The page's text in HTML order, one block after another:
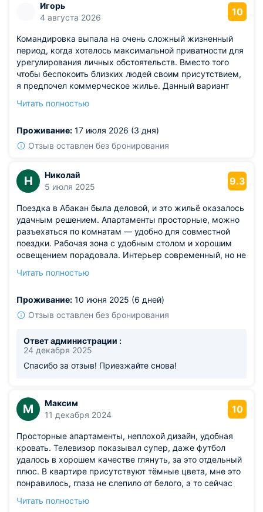
Игорь
4 августа 2026
10
Командировка выпала на очень сложный жизненный
период, когда хотелось максимальной приватности для
урегулирования личных обстоятельств. Вместо того
чтобы беспокоить близких людей своим присутствием,
я предпочел коммерческое жилье. Данный вариант
жизни, где каждая минута работает на качественный
апартаментов, что позволило организму оперативно
восполнить дефицит энергии. Гибкая система тарифов
разумная экономия никак не компрометирует высокий
уровень сервиса.
Читать полностью
Проживание: 17 июля 2026 (3 дня)
Отзыв оставлен без бронирования
Н
Николай
5 июля 2025
9.3
Поездка в Абакан была деловой, и это жильё оказалось
удачным решением. Апартаменты просторные, можно
разъехаться по комнатам — удобно для совместной
поездки. Рабочая зона с удобным столом и хорошим
освещением порадовала. Интерьер современный, но не
укомплектована, готовить не составило труда. Район
Из недостатков: кондиционер шумит сильнее, чем
хотелось бы.
Читать полностью
Проживание: 10 июня 2025 (6 дней)
Отзыв оставлен без бронирования
Ответ администрации :
24 декабря 2025
Спасибо за отзыв! Приезжайте снова!
М
Максим
11 декабря 2024
10
Просторные апартаменты, неплохой дизайн, удобная
кровать. Телевизор показывал супер, даже футбол
удалось в хорошем качестве глянуть, за это отдельный
плюс. В квартире присутствуют тёмные цвета, мне это
понравилось, глаза не слепило от белого, а то сейчас
почти не использовалась, в основном доставка и
Читать полностью